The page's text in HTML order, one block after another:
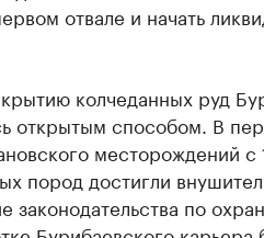
отвале и начать
колчеданных руд
открытым способом. В
месторождений с
пород достигли
законодательства по